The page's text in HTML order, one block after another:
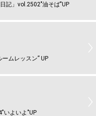
日記」vol.2502"油そば"UP
ムレッスン” UP
いよいよ"UP